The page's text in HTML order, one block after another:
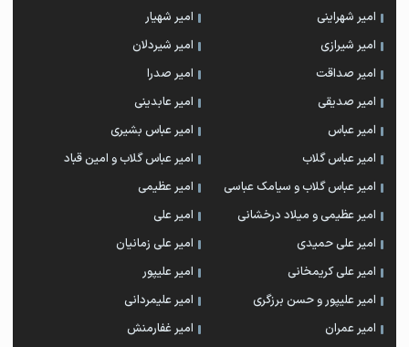
امیر شهراینی
امیر شهیار
امیر شیرازی
امیر شیردلان
امیر صداقت
امیر صدرا
امیر صدیقی
امیر عابدینی
امیر عباس
امیر عباس بشیری
امیر عباس گلاب
امیر عباس گلاب و امین قباد
امیر عباس گلاب و سیامک عباسی
امیر عظیمی
امیر عظیمی و میلاد درخشانی
امیر علی
امیر علی حمیدی
امیر علی زمانیان
امیر علی کریمخانی
امیر علیپور
امیر علیپور و حسن برزگری
امیر علیمردانی
امیر عمران
امیر غفارمنش